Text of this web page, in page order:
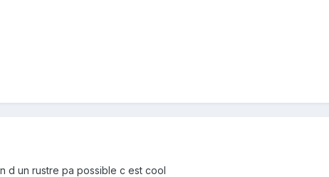
d un rustre pa possible c est cool